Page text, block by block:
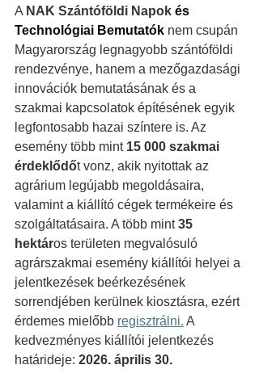
A NAK Szántóföldi Napok és
Technológiai Bemutatók nem csupán
Magyarország legnagyobb szántóföldi
rendezvénye, hanem a mezőgazdasági
innovációk bemutatásának és a
szakmai kapcsolatok építésének egyik
legfontosabb hazai színtere is. Az
esemény több mint 15 000 szakmai
érdeklődőt vonz, akik nyitottak az
agrárium legújabb megoldásaira,
valamint a kiállító cégek termékeire és
szolgáltatásaira. A több mint 35
hektáros területen megvalósuló
agrárszakmai esemény kiállítói helyei a
jelentkezések beérkezésének
sorrendjében kerülnek kiosztásra, ezért
érdemes mielőbb regisztrálni. A
kedvezményes kiállítói jelentkezés
határideje: 2026. április 30.